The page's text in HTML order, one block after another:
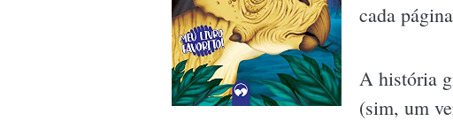
cada
A história
(sim, um